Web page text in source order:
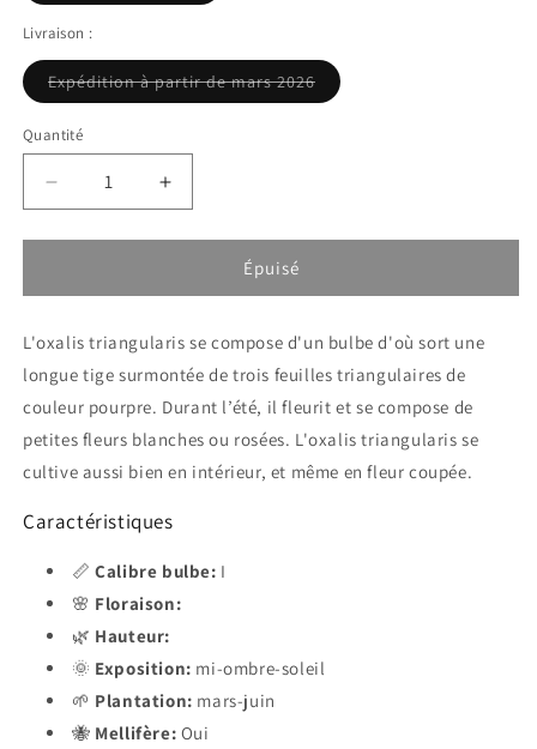
Livraison :
Expédition à partir de mars 2026Variante
épuisée
Quantité
Réduire
la
quantité
Oxalis
pourpre
-
Trefle
feuillage
violet
Augmenter
la
quantité
Oxalis
pourpre
-
feuillage
violet
Épuisé
L'oxalis triangularis se compose d'un bulbe d'où sort une
longue tige surmontée de trois feuilles triangulaires de
couleur pourpre. Durant l’été, il fleurit et se compose de
petites fleurs blanches ou rosées. L'oxalis triangularis se
cultive aussi bien en intérieur, et même en fleur coupée.
Caractéristiques
📏Calibre bulbe: I
🌸 Floraison:
🌿 Hauteur:
🌞 Exposition: mi-ombre-soleil
🌱 Plantation: mars-juin
🐝 Mellifère: Oui